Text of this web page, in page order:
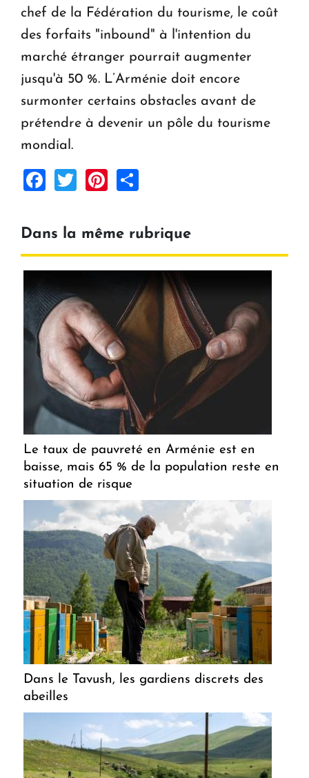
chef de la Fédération du tourisme, le coût
des forfaits "inbound" à l'intention du
marché étranger pourrait augmenter
jusqu'à 50 %. L’Arménie doit encore
surmonter certains obstacles avant de
prétendre à devenir un pôle du tourisme
mondial.
Facebook
TwitterPinterest
Dans la même rubrique
Le taux de pauvreté en Arménie est en
baisse, mais 65 % de la population reste en
situation de risque
Dans le Tavush, les gardiens discrets des
abeilles